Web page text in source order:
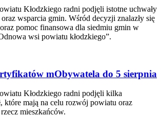
Kłodzkiego radni podjęli istotne uchwały
wsparcia gmin. Wśród decyzji znalazły się
pomoc finansowa dla siedmiu gmin w
wsi powiatu kłodzkiego”.
mObywatela do 5 sierpnia
Kłodzkiego radni podjęli kilka
które mają na celu rozwój powiatu oraz
mieszkańców.